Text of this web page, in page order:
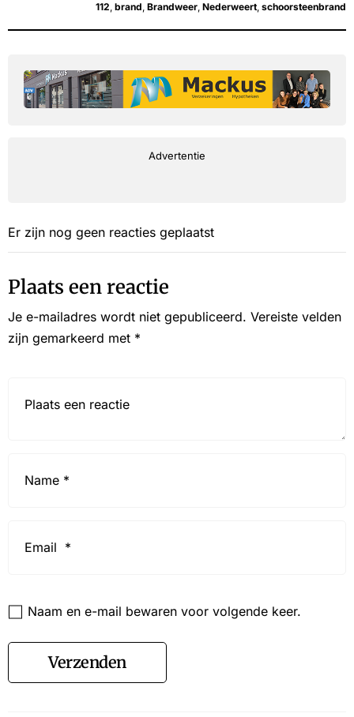
112, brand, Brandweer, Nederweert, schoorsteenbrand
Advertentie
Er zijn nog geen reacties geplaatst
Plaats een reactie
Je e-mailadres wordt niet gepubliceerd. Vereiste velden
zijn gemarkeerd met *
Naam en e-mail bewaren voor volgende keer.
Verzenden